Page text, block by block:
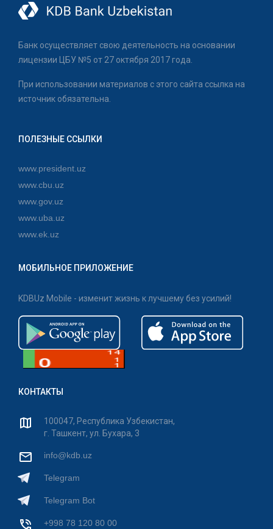
Банк осуществляет свою деятельность на основании
лицензии ЦБУ №5 от 27 октября 2017 года.
При использовании материалов с этого сайта ссылка на
источник обязательна.
ПОЛЕЗНЫЕ ССЫЛКИ
www.president.uz
www.cbu.uz
www.gov.uz
www.uba.uz
www.ek.uz
МОБИЛЬНОЕ ПРИЛОЖЕНИЕ
KDBUz Mobile - изменит жизнь к лучшему без усилий!
КОНТАКТЫ
100047, Республика Узбекистан,
г. Ташкент, ул. Бухара, 3
info@kdb.uz
Telegram
Telegram Bot
+998 78 120 80 00